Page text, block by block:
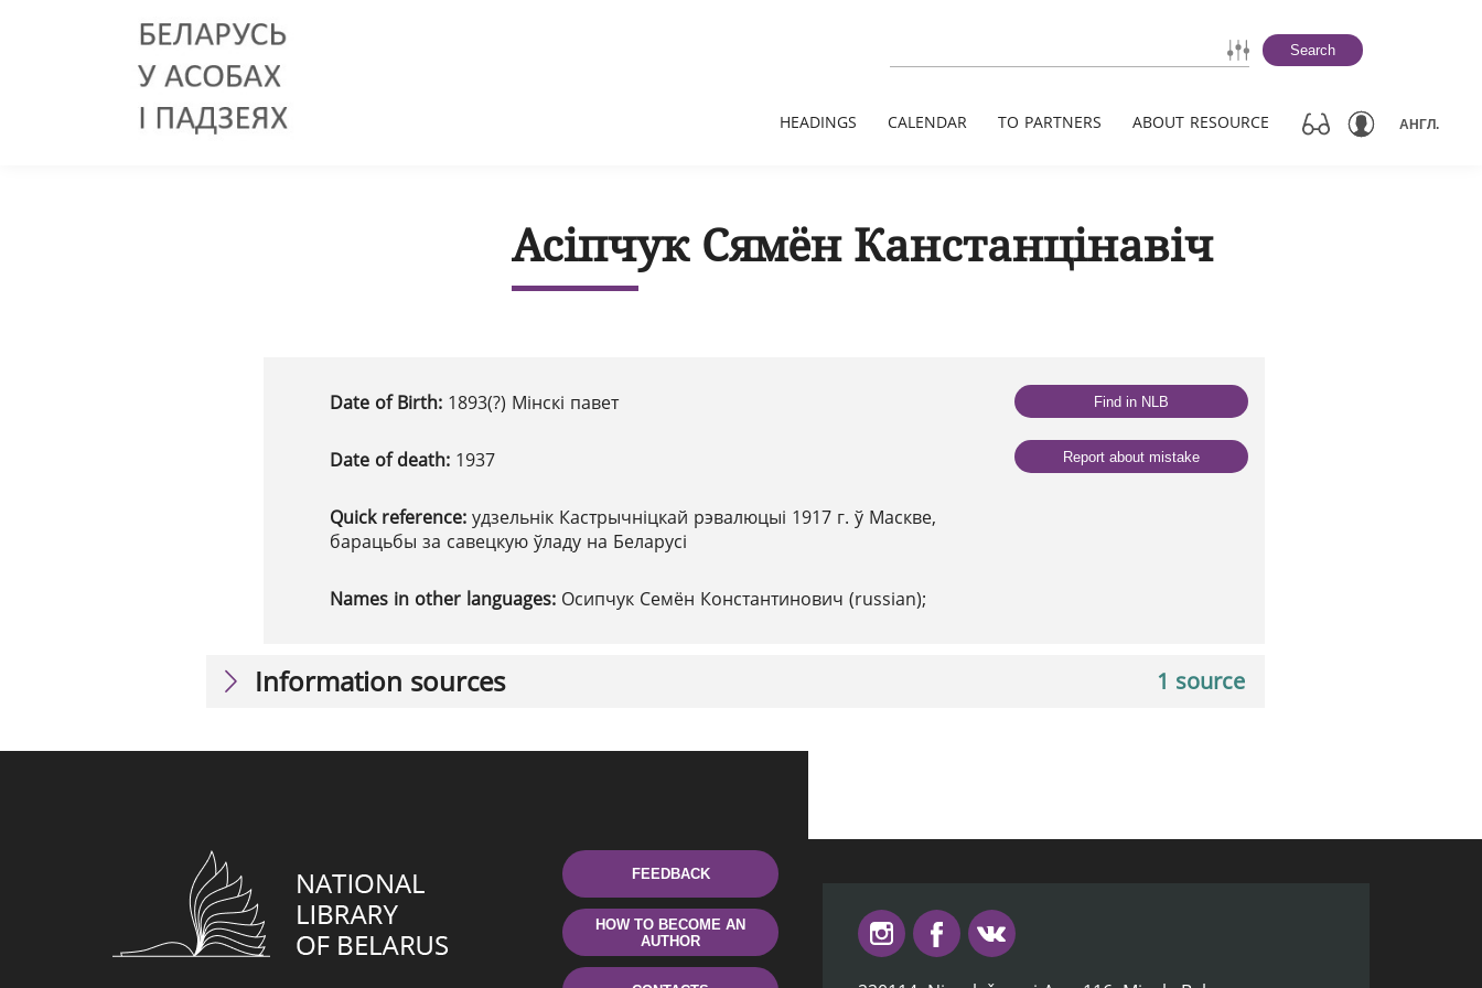
Search
HEADINGS CALENDAR TO PARTNERS ABOUT RESOURCE АНГЛ.
Асіпчук Сямён Канстанцінавіч
Date of Birth: 1893(?) Мінскі павет
Date of death: 1937
Quick reference: удзельнік Кастрычніцкай рэвалюцыі 1917 г. ў Маскве,
барацьбы за савецкую ўладу на Беларусі
Names in other languages: Осипчук Семён Константинович (russian);
Find in NLB
Report about mistake
1 source
Information sources
FEEDBACK
HOW TO BECOME AN
AUTHOR